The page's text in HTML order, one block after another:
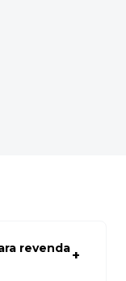
revenda